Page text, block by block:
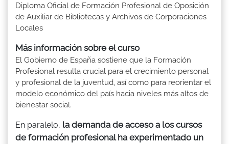
Diploma Oficial de Formación Profesional de Oposición
de Auxiliar de Bibliotecas y Archivos de Corporaciones
Locales
Más información sobre el curso
El Gobierno de España sostiene que la Formación
Profesional resulta crucial para el crecimiento personal
y profesional de la juventud, así como para reorientar el
modelo económico del país hacia niveles más altos de
bienestar social.
En paralelo, la demanda de acceso a los cursos
de formación profesional ha experimentado un